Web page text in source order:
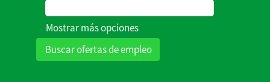
Mostrar más opciones